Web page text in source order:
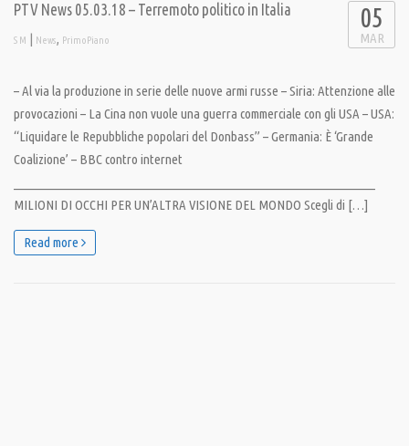
PTV News 05.03.18 – Terremoto politico in Italia
S M | News, PrimoPiano
05
MAR
– Al via la produzione in serie delle nuove armi russe – Siria: Attenzione alle
provocazioni – La Cina non vuole una guerra commerciale con gli USA – USA:
“Liquidare le Repubbliche popolari del Donbass” – Germania: È ‘Grande
Coalizione’ – BBC contro internet
MILIONI DI OCCHI PER UN’ALTRA VISIONE DEL MONDO Scegli di […]
Read more